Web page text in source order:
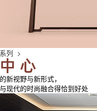
列 >
新视野与新形式，
现代的时尚融合得恰到好处